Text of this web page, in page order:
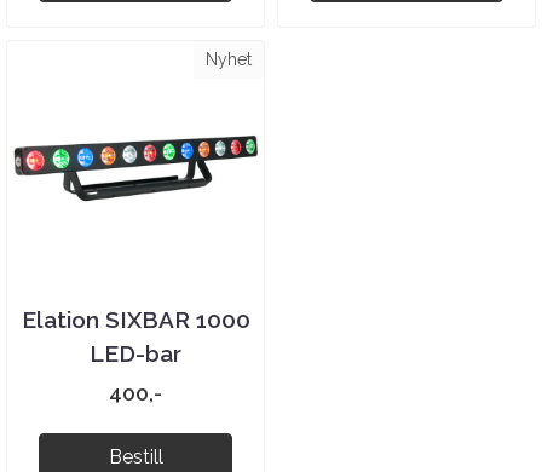
Nyhet
Elation SIXBAR 1000
LED-bar
400,-
Bestill